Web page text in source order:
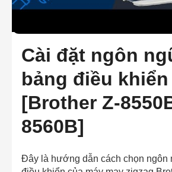
Cài đặt ngôn
bảng điều khiển
[Brother Z-
8560B]
Đây là hướng dẫn cách chọn ngôn